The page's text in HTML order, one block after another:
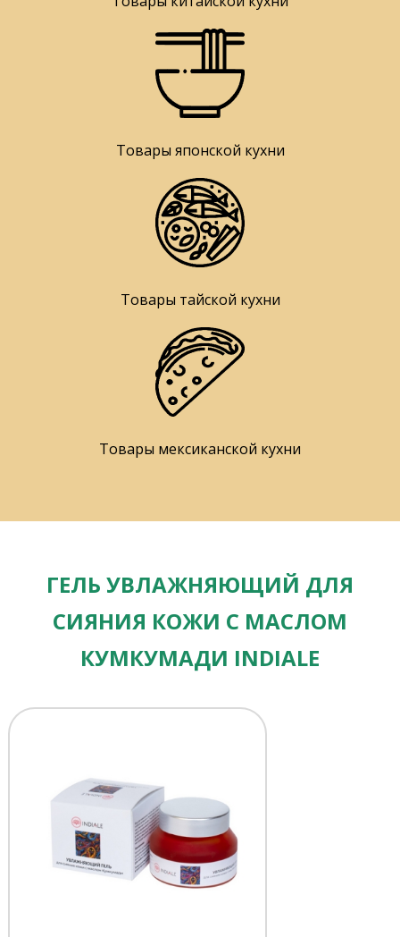
Товары японской кухни
Товары тайской кухни
Товары мексиканской кухни
ГЕЛЬ УВЛАЖНЯЮЩИЙ ДЛЯ
СИЯНИЯ КОЖИ С МАСЛОМ
КУМКУМАДИ INDIALE